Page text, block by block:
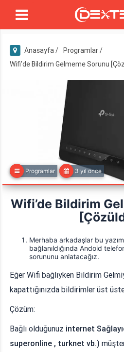
Anasayfa / Programlar /
Wifi’de Bildirim Gelmeme Sorunu
Programlar 3 yıl önce
Wifi’de Bildirim
Merhaba arkadaşlar bu
bağlanıldığında Andoid
sorununu anlatacağız.
Eğer Wifi bağlıyken Bildirim
kapattığınızda bildirimler üst
Çözüm:
Bağlı olduğunuz internet
superonline , turknet vb.)